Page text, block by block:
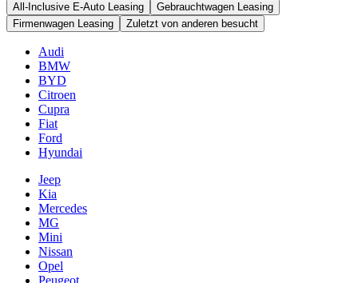
All-Inclusive E-Auto Leasing
Gebrauchtwagen Leasing
Firmenwagen Leasing
Zuletzt von anderen besucht
Audi
BMW
BYD
Citroen
Cupra
Fiat
Ford
Hyundai
Jeep
Kia
Mercedes
MG
Mini
Nissan
Opel
Peugeot